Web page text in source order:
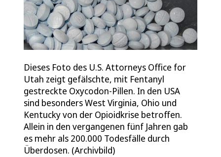
Dieses Foto des U.S. Attorneys Office for
Utah zeigt gefälschte, mit Fentanyl
gestreckte Oxycodon-Pillen. In den USA
sind besonders West Virginia, Ohio und
Kentucky von der Opioidkrise betroffen.
Allein in den vergangenen fünf Jahren gab
es mehr als 200.000 Todesfälle durch
Überdosen. (Archivbild)